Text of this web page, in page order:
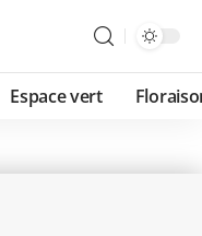
Espace vert